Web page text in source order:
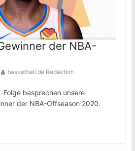
der NBA-
basketball.de Redaktion
besprechen unsere
der NBA-Offseason 2020.